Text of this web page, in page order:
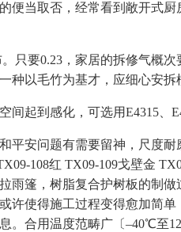
当取否，经常看到敞开式
要0.23，家居的拆修气概次
种以毛竹为基才，应细心安拆
到感化，可选用E4315、
问题有需要留神，尺度耐
108红 TX09-109戈壁金
篷，树脂复合护树板的制
许使得施工过程变得愈加简
。合用温度范畴广〔–40℃至